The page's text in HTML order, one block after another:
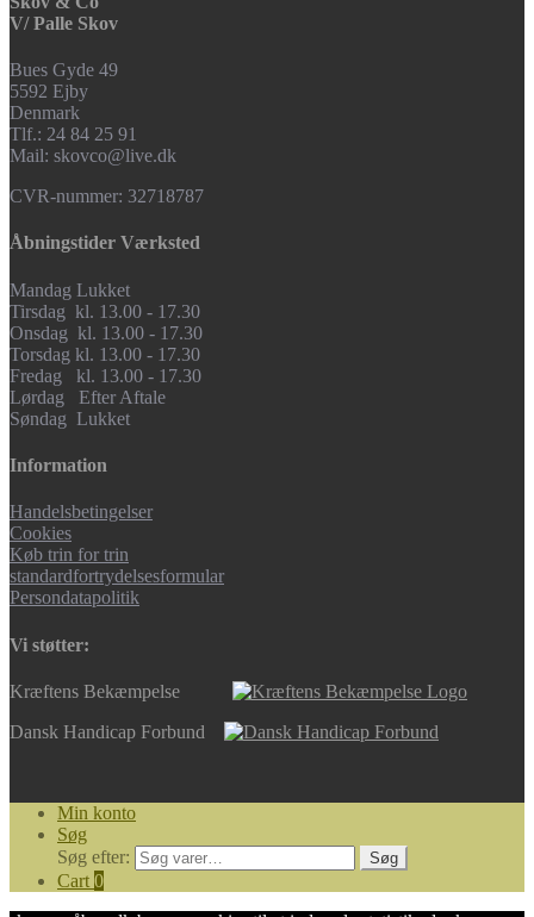
V/ Palle Skov
Bues Gyde 49
5592 Ejby
Denmark
Tlf.: 24 84 25 91
Mail: skovco@live.dk
CVR-nummer: 32718787
Åbningstider Værksted
Mandag Lukket
Tirsdag kl. 13.00 - 17.30
Onsdag kl. 13.00 - 17.30
Torsdag kl. 13.00 - 17.30
Fredag kl. 13.00 - 17.30
Lørdag Efter Aftale
Søndag Lukket
Information
Handelsbetingelser
Cookies
Køb trin for trin
standardfortrydelsesformular
Persondatapolitik
Vi støtter:
Kræftens Bekæmpelse
Dansk Handicap Forbund
Min konto
Søg
Søg efter:
Søg
Cart 0